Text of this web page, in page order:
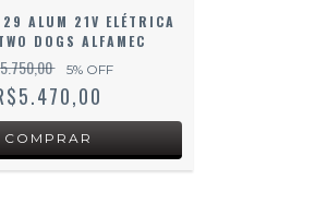
ALUM 21V ELÉTRICA
DOGS ALFAMEC
5% OFF